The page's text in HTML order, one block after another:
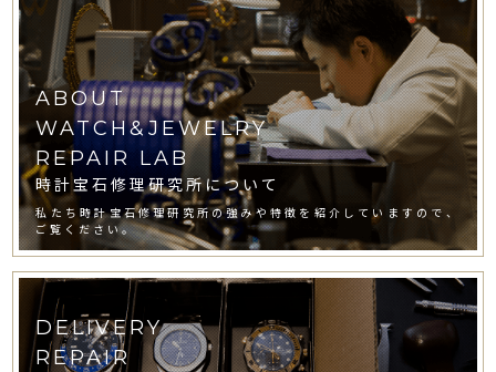
ABOUT
WATCH&JEWELRY
REPAIR LAB
時計宝石修理研究所について
私たち時計宝石修理研究所の強みや特徴を紹介していますので、
ご覧ください。
DELIVERY
REPAIR